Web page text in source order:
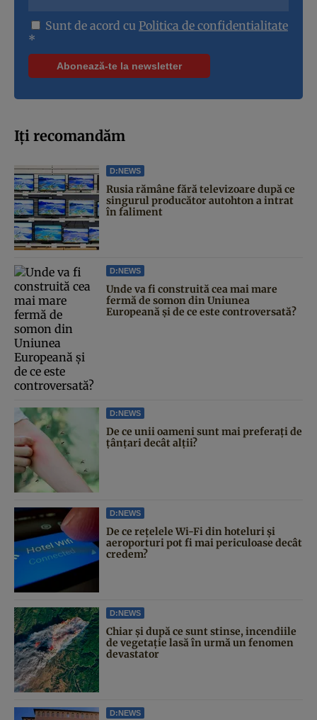
Sunt de acord cu Politica de confidentialitate
*
Iți recomandăm
D:NEWS
Rusia rămâne fără televizoare după ce
singurul producător autohton a intrat
în faliment
D:NEWS
Unde va fi construită cea mai mare
fermă de somon din Uniunea
Europeană și de ce este controversată?
D:NEWS
De ce unii oameni sunt mai preferați de
țânțari decât alții?
D:NEWS
De ce rețelele Wi-Fi din hoteluri și
aeroporturi pot fi mai periculoase decât
credem?
D:NEWS
Chiar și după ce sunt stinse, incendiile
de vegetație lasă în urmă un fenomen
devastator
D:NEWS